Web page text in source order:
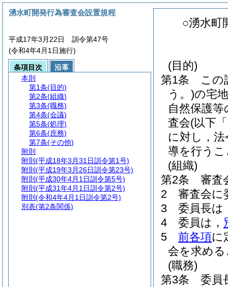
○湧水町
(目的)
第1条
この
う。)の宅
自然保護
査会(以下
に対し，
導を行う
(組織)
第2条
審査
2
審査会に
3
委員長は
4
委員は，
5
前各項に
会を求め
(職務)
第3条
委員
湧水町開発行為審査会設置規程
平成17年3月22日 訓令第47号
(令和4年4月1日施行)
条項目次
沿革
本則
第1条(目的)
第2条(組織)
第3条(職務)
第4条(会議)
第5条(処理)
第6条(庶務)
第7条(その他)
附則
附則 (平成18年3月31日訓令第1号)
附則 (平成19年3月26日訓令第23号)
附則 (平成30年4月1日訓令第5号)
附則 (平成31年4月1日訓令第2号)
附則 (令和4年4月1日訓令第2号)
別表(第2条関係)